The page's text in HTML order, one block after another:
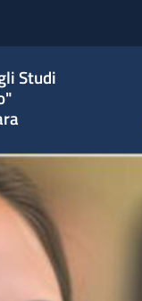
Studi